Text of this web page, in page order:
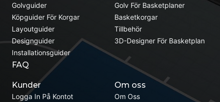
Golv För Basketplaner
Basketkorgar
Tillbehör
3D-Designer För Basketplan
Golvguider
Köpguider För Korgar
Layoutguider
Designguider
Installationsguider
FAQ
Kunder
Logga In På Kontot
Om oss
Om Oss